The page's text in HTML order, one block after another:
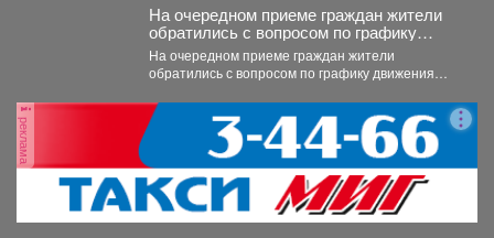
На очередном приеме граждан жители
обратились с вопросом по графику
движения общественного транспорта.
На очередном приеме граждан жители
обратились с вопросом по графику движения
реклама